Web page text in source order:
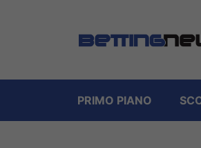
PRIMO PIANO